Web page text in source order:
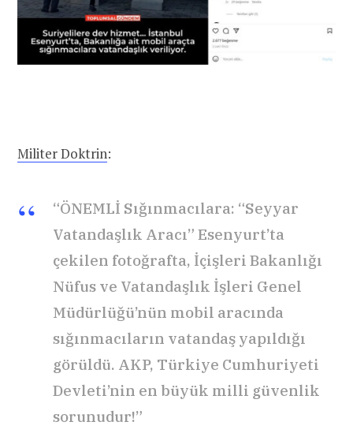
Militer Doktrin:
“ÖNEMLİ Sığınmacılara: “Seyyar
Vatandaşlık Aracı” Esenyurt’ta
çekilen fotoğrafta, İçişleri Bakanlığı
Nüfus ve Vatandaşlık İşleri Genel
Müdürlüğü’nün mobil aracında
sığınmacıların vatandaş yapıldığı
görüldü. AKP, Türkiye Cumhuriyeti
Devleti’nin en büyük milli güvenlik
sorunudur!”